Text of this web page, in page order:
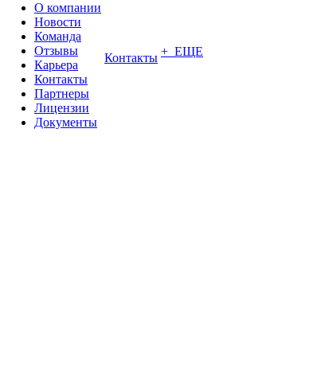
О компании
Новости
Команда
Отзывы
Карьера
Контакты
Партнеры
Лицензии
Документы
Контакты + ЕЩЕ